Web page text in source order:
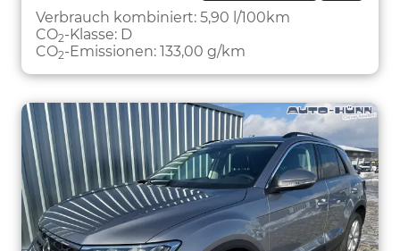
Verbrauch kombiniert: 5,90 l/100km
CO2-Klasse: D
CO2-Emissionen: 133,00 g/km